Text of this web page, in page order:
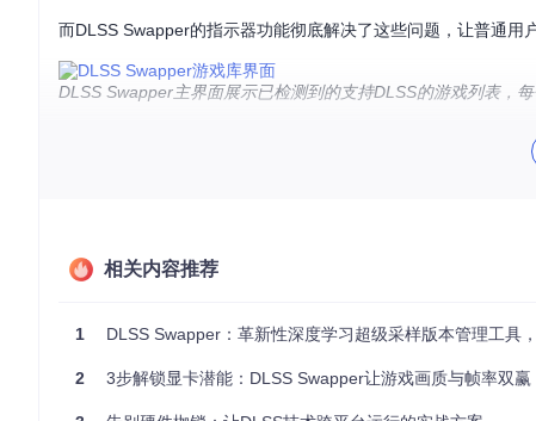
而DLSS Swapper的指示器功能彻底解决了这些问题，让普通用
DLSS Swapper主界面展示已检测到的支持DLSS的游戏列表，
禁用模式
0
全局模式
1024 普通玩家 在任何DLSS版本
对于大多数玩家，全局模式（1024）是理想选择，它就像游戏
了解DLSS运行机制的技术爱好者，提供类似汽车"引擎诊断"的专
相关内容推荐
1 DLSS Swapper：革新性深度学习超级采样版本管理工具，让每款游戏释放最
2 3步解锁显卡潜能：DLSS Swapper让游戏画质与帧率双赢